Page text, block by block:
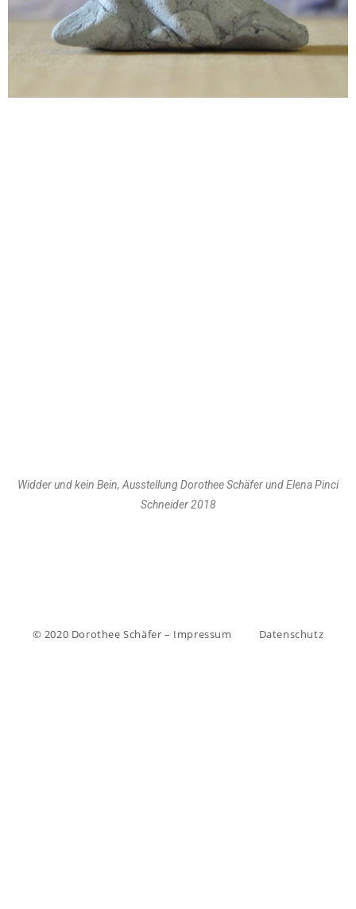
Widder und kein Bein, Ausstellung Dorothee Schäfer und Elena Pinci
Schneider 2018
© 2020 Dorothee Schäfer – Impressum Datenschutz